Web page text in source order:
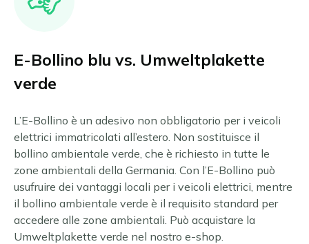
E-Bollino blu vs. Umweltplakette
verde
L’E-Bollino è un adesivo non obbligatorio per i veicoli
elettrici immatricolati all’estero. Non sostituisce il
bollino ambientale verde, che è richiesto in tutte le
zone ambientali della Germania. Con l’E-Bollino può
usufruire dei vantaggi locali per i veicoli elettrici, mentre
il bollino ambientale verde è il requisito standard per
accedere alle zone ambientali. Può acquistare la
Umweltplakette verde nel nostro e-shop.